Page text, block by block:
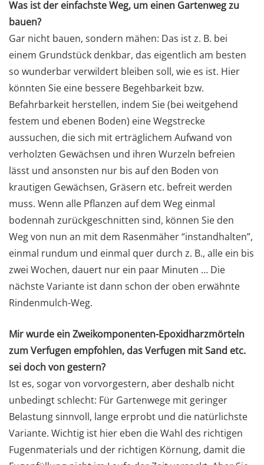
Was ist der einfachste Weg, um einen Gartenweg zu
bauen?
Gar nicht bauen, sondern mähen: Das ist z. B. bei
einem Grundstück denkbar, das eigentlich am besten
so wunderbar verwildert bleiben soll, wie es ist. Hier
könnten Sie eine bessere Begehbarkeit bzw.
Befahrbarkeit herstellen, indem Sie (bei weitgehend
festem und ebenen Boden) eine Wegstrecke
aussuchen, die sich mit erträglichem Aufwand von
verholzten Gewächsen und ihren Wurzeln befreien
lässt und ansonsten nur bis auf den Boden von
krautigen Gewächsen, Gräsern etc. befreit werden
muss. Wenn alle Pflanzen auf dem Weg einmal
bodennah zurückgeschnitten sind, können Sie den
Weg von nun an mit dem Rasenmäher “instandhalten”,
einmal rundum und einmal quer durch z. B., alle ein bis
zwei Wochen, dauert nur ein paar Minuten … Die
nächste Variante ist dann schon der oben erwähnte
Rindenmulch-Weg.
Mir wurde ein Zweikomponenten-Epoxidharzmörteln
zum Verfugen empfohlen, das Verfugen mit Sand etc.
sei doch von gestern?
Ist es, sogar von vorvorgestern, aber deshalb nicht
unbedingt schlecht: Für Gartenwege mit geringer
Belastung sinnvoll, lange erprobt und die natürlichste
Variante. Wichtig ist hier eben die Wahl des richtigen
Fugenmaterials und der richtigen Körnung, damit die